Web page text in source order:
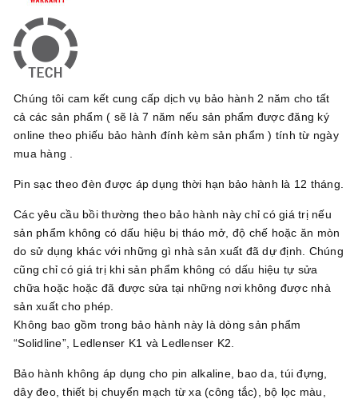
Chúng tôi cam kết cung cấp dịch vụ bảo hành 2 năm cho tất
cả các sản phẩm ( sẽ là 7 năm nếu sản phẩm được đăng ký
online theo phiếu bảo hành đính kèm sản phẩm ) tính từ ngày
mua hàng .
Pin sạc theo đèn được áp dụng thời hạn bảo hành là 12 tháng.
Các yêu cầu bồi thường theo bảo hành này chỉ có giá trị nếu
sản phẩm không có dấu hiệu bị tháo mở, độ chế hoặc ăn mòn
do sử dụng khác với những gì nhà sản xuất đã dự định. Chúng
cũng chỉ có giá trị khi sản phẩm không có dấu hiệu tự sửa
chữa hoặc hoặc đã được sửa tại những nơi không được nhà
sản xuất cho phép.
Không bao gồm trong bảo hành này là dòng sản phẩm
“Solidline”, Ledlenser K1 và Ledlenser K2.
Bảo hành không áp dụng cho pin alkaline, bao da, túi đựng,
dây đeo, thiết bị chuyển mạch từ xa (công tắc), bộ lọc màu,